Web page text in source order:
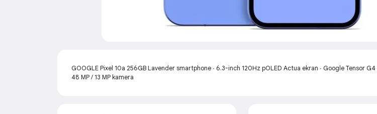
GOOGLE Pixel 10a 256GB Lavender smartphone ∙ 6.3-inch 120Hz pOLED Actua ekran ∙ Google Tensor G4
48 MP / 13 MP kamera